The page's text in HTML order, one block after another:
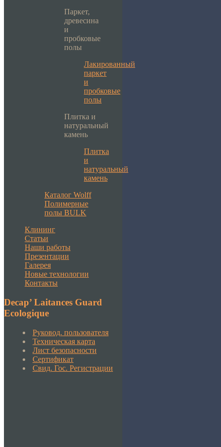
Паркет,
древесина
и
пробковые
полы
Лакированный
паркет
и
пробковые
полы
Плитка и
натуральный
камень
Плитка
и
натуральный
камень
Каталог Wolff
Полимерные
полы BULK
Клининг
Статьи
Наши работы
Презентации
Галерея
Новые технологии
Контакты
Decap’ Laitances Guard
Ecologique
Руковод. пользователя
Техническая карта
Лист безопасности
Сертификат
Свид. Гос. Регистрации